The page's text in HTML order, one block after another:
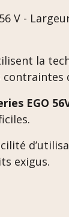
V -
la
EGO
exigus.